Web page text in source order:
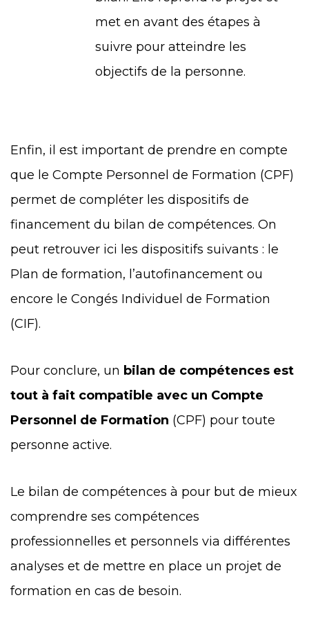
met en avant des étapes à
suivre pour atteindre les
objectifs de la personne.
Enfin, il est important de prendre en compte
que le Compte Personnel de Formation (CPF)
permet de compléter les dispositifs de
financement du bilan de compétences. On
peut retrouver ici les dispositifs suivants : le
Plan de formation, l’autofinancement ou
encore le Congés Individuel de Formation
(CIF).
Pour conclure, un bilan de compétences est
tout à fait compatible avec un Compte
Personnel de Formation (CPF) pour toute
personne active.
Le bilan de compétences à pour but de mieux
comprendre ses compétences
professionnelles et personnels via différentes
analyses et de mettre en place un projet de
formation en cas de besoin.